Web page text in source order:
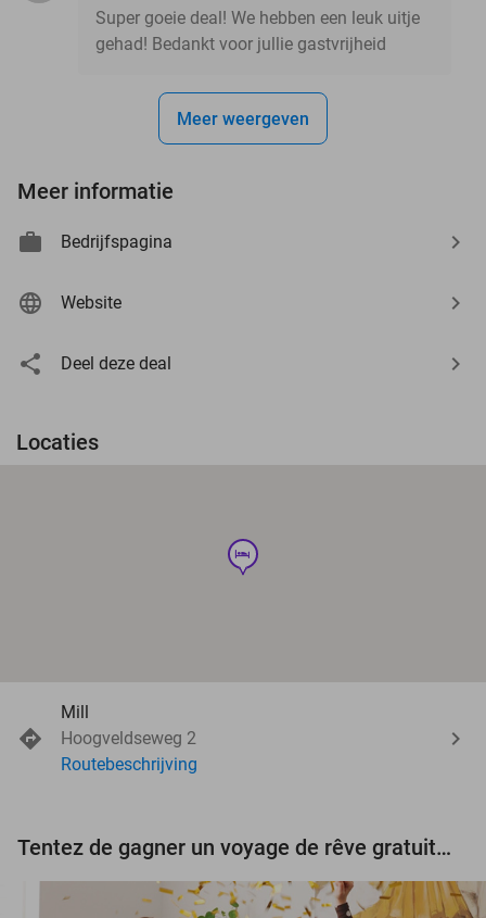
Super goeie deal! We hebben een leuk uitje
gehad! Bedankt voor jullie gastvrijheid
Meer weergeven
Meer informatie
Bedrijfspagina
Website
Deel deze deal
Locaties
hotel
Mill
Hoogveldseweg 2
Routebeschrijving
Tentez de gagner un voyage de rêve gratuit d'une valeur de 3.000 € !